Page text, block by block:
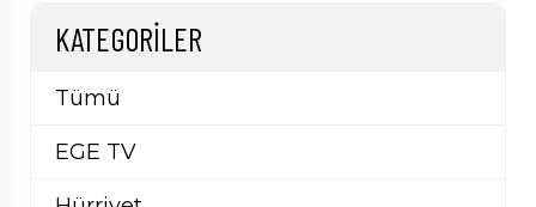
KATEGORILER
Tümü
EGE TV